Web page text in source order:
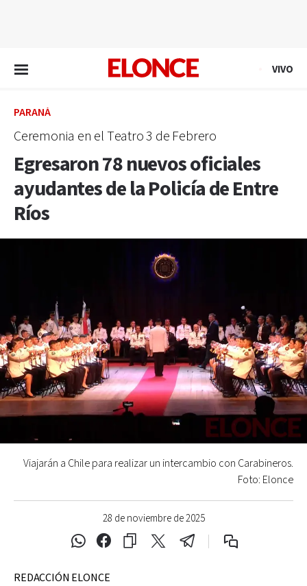
VIVO
PARANÁ
Ceremonia en el Teatro 3 de Febrero
Egresaron 78 nuevos oficiales
ayudantes de la Policía de Entre
Ríos
28 de noviembre de 2025
Viajarán a Chile para realizar un intercambio con Carabineros.
Foto: Elonce
REDACCIÓN ELONCE